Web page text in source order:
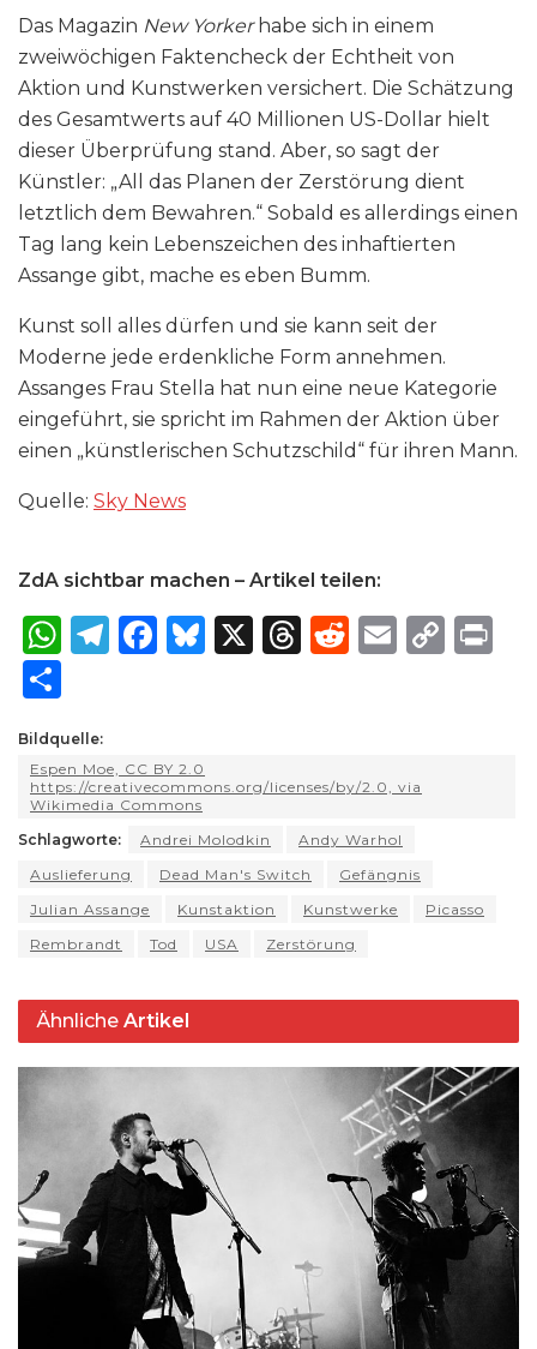
Das Magazin New Yorkerhabe sich in einem
zweiwöchigen Faktencheck der Echtheit von
Aktion und Kunstwerken versichert. Die Schätzung
des Gesamtwerts auf 40 Millionen US-Dollar hielt
dieser Überprüfung stand. Aber, so sagt der
Künstler: „All das Planen der Zerstörung dient
letztlich dem Bewahren.“ Sobald es allerdings einen
Tag lang kein Lebenszeichen des inhaftierten
Assange gibt, mache es eben Bumm.
Kunst soll alles dürfen und sie kann seit der
Moderne jede erdenkliche Form annehmen.
Assanges Frau Stella hat nun eine neue Kategorie
eingeführt, sie spricht im Rahmen der Aktion über
einen „künstlerischen Schutzschild“ für ihren Mann.
Quelle: Sky News
ZdA sichtbar machen – Artikel teilen:
W
ts
A
p
p
T
ra
m
F
b
o
o
k
B
k
y
X
T
d
s
R
t
E
C
ar
e
Bildquelle:
Espen Moe, CC BY 2.0
https://creativecommons.org/licenses/by/2.0, via
Wikimedia Commons
Schlagworte:
Andrei Molodkin
Andy Warhol
Auslieferung
Dead Man's Switch
Gefängnis
Julian Assange
Kunstaktion Kunstwerke
Picasso
Rembrandt
Tod USA Zerstörung
Ähnliche Artikel